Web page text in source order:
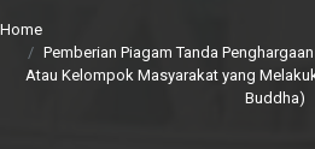
Home
Pemberian Piagam Tanda
Atau Kelompok Masyarakat yang
Buddha)